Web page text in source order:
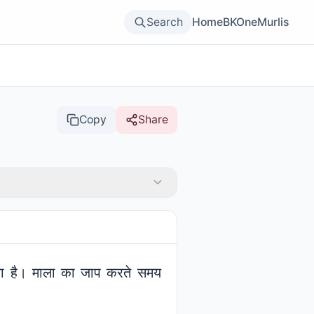
Search HomeBKOneMurlis
Copy Share
है। माला का जाप करते समय